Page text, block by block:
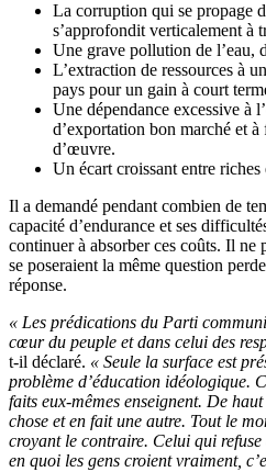
La corruption qui se propage
s’approfondit verticalement à
Une grave pollution de l’eau,
L’extraction de ressources à
pays pour un gain à court
Une dépendance excessive à
d’exportation bon marché et
d’œuvre.
Un écart croissant entre riches
Il a demandé pendant combien de
capacité d’endurance et ses
continuer à absorber ces coûts. Il ne
se poseraient la même question
réponse.
« Les prédications du Parti
cœur du peuple et dans celui des
t-il déclaré. « Seule la surface est
problème d’éducation idéologique.
faits eux-mêmes enseignent. De
chose et en fait une autre. Tout le
croyant le contraire. Celui qui
en quoi les gens croient vraiment,